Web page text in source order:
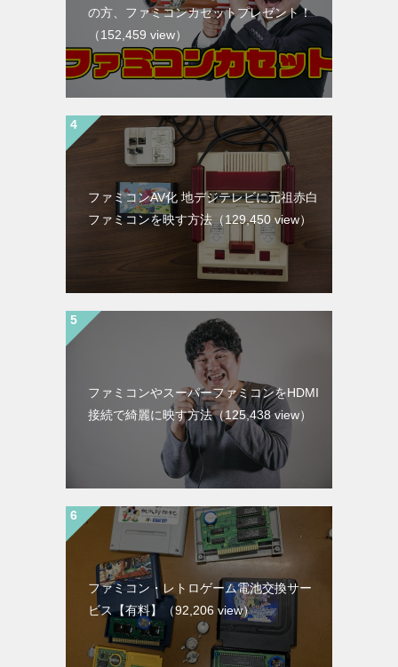
の方、ファミコンカセットプレゼント！
（152,459 view）
ファミコンAV化 地デジテレビに元祖赤白
ファミコンを映す方法 （129,450 view）
ファミコンやスーパーファミコンをHDMI
接続で綺麗に映す方法（125,438 view）
ファミコン・レトロゲーム電池交換サー
ビス【有料】
（92,206 view）